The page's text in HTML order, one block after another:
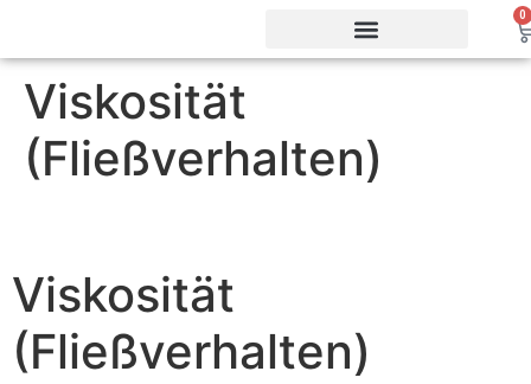
0
Viskosität
(Fließverhalten)
Viskosität
(Fließverhalten)